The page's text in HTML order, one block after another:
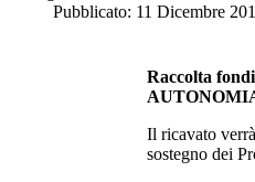
Pubblicato: 11 Dicembre
Raccolta
Il ricavato
sostegno dei